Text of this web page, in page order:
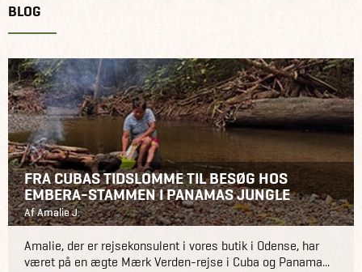
BLOG
FRA CUBAS TIDSLOMME TIL BESØG HOS
EMBERA-STAMMEN I PANAMAS JUNGLE
Af Amalie J.
Amalie, der er rejsekonsulent i vores butik i Odense, har
været på en ægte Mærk Verden-rejse i Cuba og Panama...